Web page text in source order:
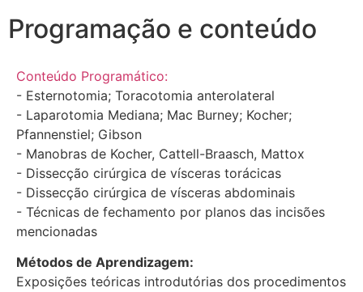
Programação e conteúdo
Conteúdo Programático:
- Esternotomia; Toracotomia anterolateral
- Laparotomia Mediana; Mac Burney; Kocher;
Pfannenstiel; Gibson
- Manobras de Kocher, Cattell-Braasch, Mattox
- Dissecção cirúrgica de vísceras torácicas
- Dissecção cirúrgica de vísceras abdominais
- Técnicas de fechamento por planos das incisões
mencionadas
Métodos de Aprendizagem:
Exposições teóricas introdutórias dos procedimentos